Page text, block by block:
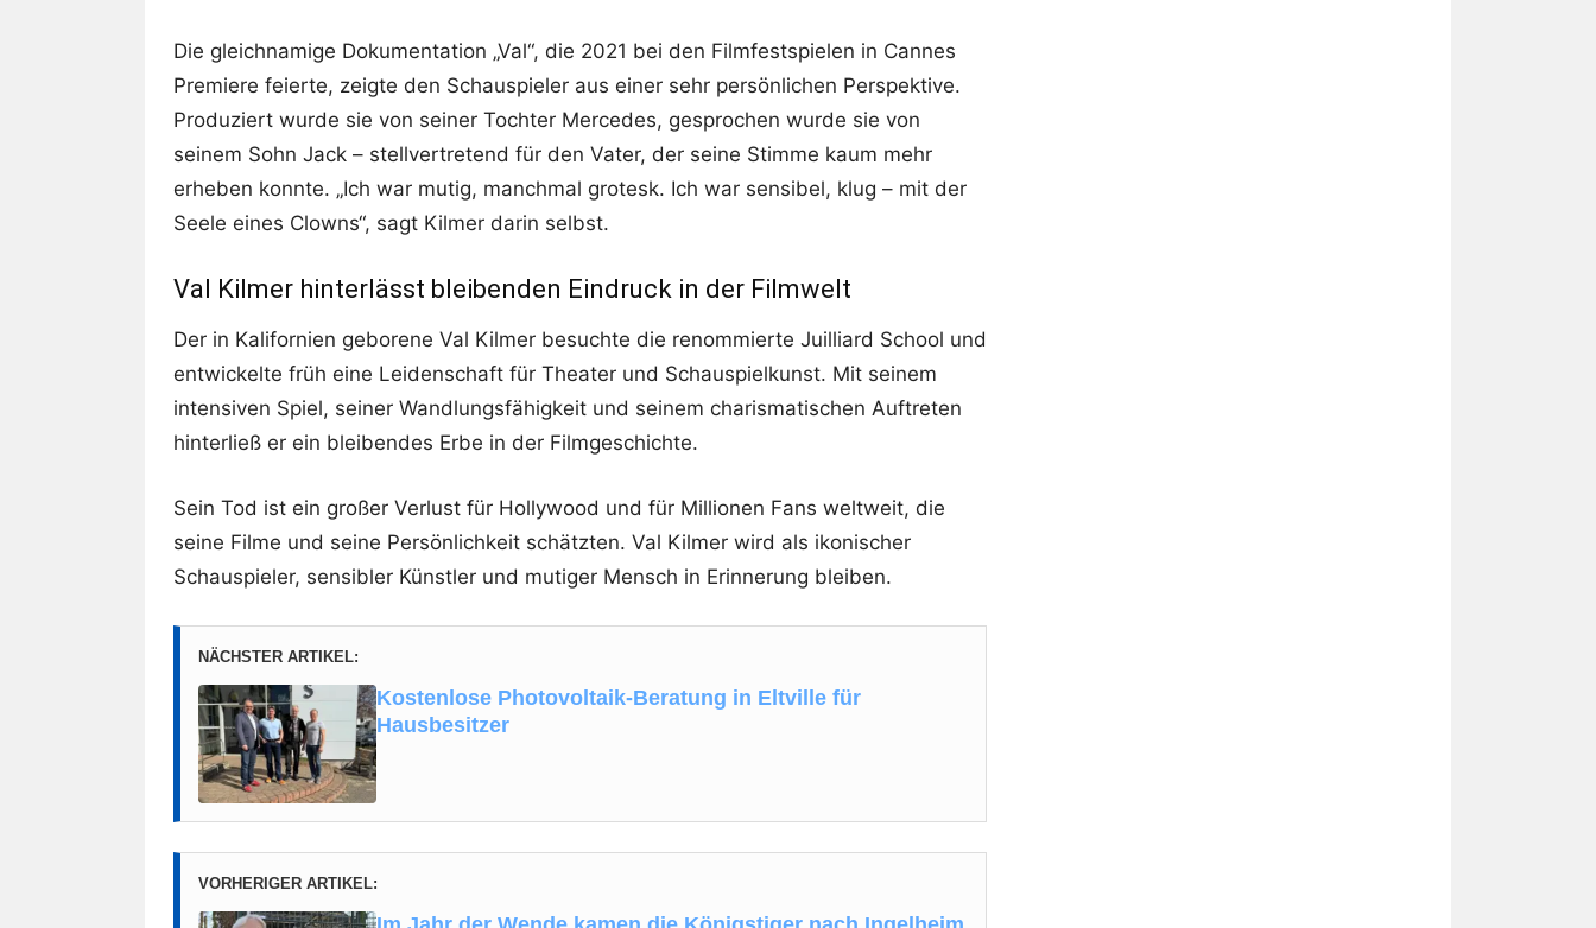
Die gleichnamige Dokumentation „Val“, die 2021 bei den Filmfestspielen in Cannes
Premiere feierte, zeigte den Schauspieler aus einer sehr persönlichen Perspektive.
Produziert wurde sie von seiner Tochter Mercedes, gesprochen wurde sie von
seinem Sohn Jack – stellvertretend für den Vater, der seine Stimme kaum mehr
erheben konnte. „Ich war mutig, manchmal grotesk. Ich war sensibel, klug – mit der
Seele eines Clowns“, sagt Kilmer darin selbst.
Val Kilmer hinterlässt bleibenden Eindruck in der Filmwelt
Der in Kalifornien geborene Val Kilmer besuchte die renommierte Juilliard School und
entwickelte früh eine Leidenschaft für Theater und Schauspielkunst. Mit seinem
intensiven Spiel, seiner Wandlungsfähigkeit und seinem charismatischen Auftreten
hinterließ er ein bleibendes Erbe in der Filmgeschichte.
Sein Tod ist ein großer Verlust für Hollywood und für Millionen Fans weltweit, die
seine Filme und seine Persönlichkeit schätzten. Val Kilmer wird als ikonischer
Schauspieler, sensibler Künstler und mutiger Mensch in Erinnerung bleiben.
NÄCHSTER ARTIKEL:
Kostenlose Photovoltaik-Beratung in Eltville für
Hausbesitzer
VORHERIGER ARTIKEL: